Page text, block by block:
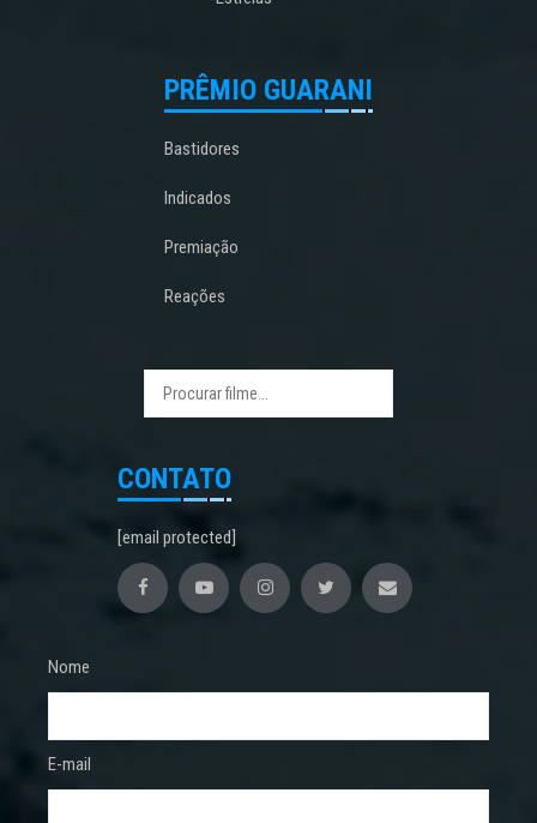
PRÊMIO GUARANI
Bastidores
Indicados
Premiação
Reações
CONTATO
[email protected]
Nome
E-mail